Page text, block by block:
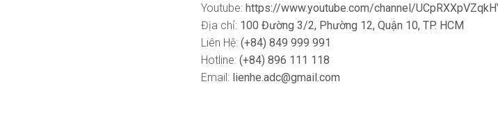
Youtube: https://www.youtube.com/channel/
Địa chỉ: 100 Đường 3/2, Phường 12, Quận 10, TP. HCM
Liên Hệ: (+84) 849 999 991
Hotline: (+84) 896 111 118
Email: lienhe.adc@gmail.com